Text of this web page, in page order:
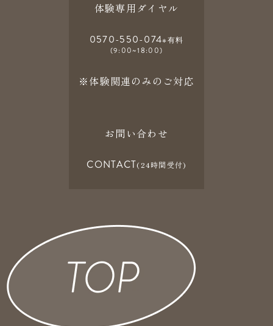
体験専用ダイヤル
0570-550-074※有料
(9:00~18:00)
※体験関連のみのご対応
お問い合わせ
CONTACT(24時間受付)